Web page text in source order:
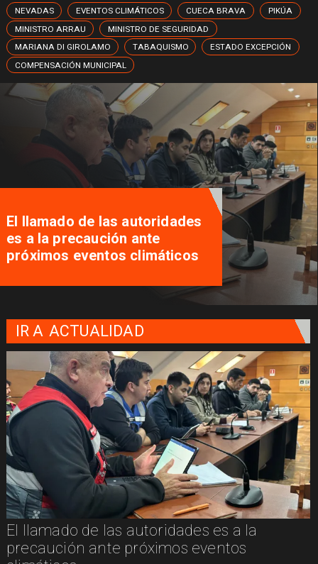
NEVADAS EVENTOS CLIMÁTICOS CUECA BRAVA
PIKÚA
MINISTRO ARRAU
MINISTRO DE SEGURIDAD
MARIANA DI GIROLAMO
TABAQUISMO
ESTADO EXCEPCIÓN
COMPENSACIÓN MUNICIPAL
El llamado de las autoridades
es a la precaución ante
próximos eventos climáticos
IR A ACTUALIDAD
El llamado de las autoridades es a la
precaución ante próximos eventos